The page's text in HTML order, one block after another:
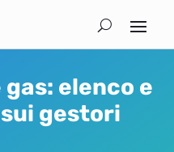
elenco e
gestori